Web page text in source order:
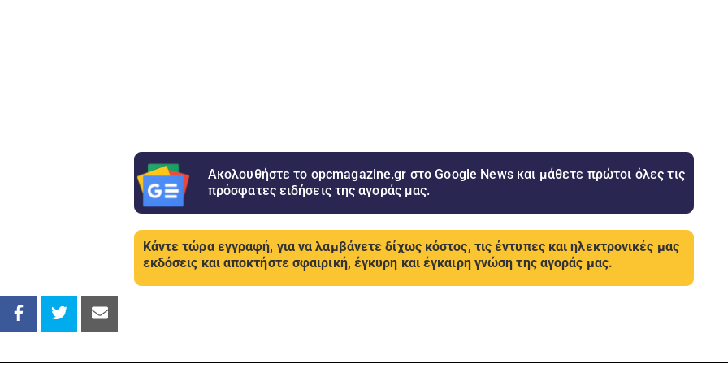
Ακολουθήστε το opcmagazine.gr στο Google News και μάθετε πρώτοι όλες τις
πρόσφατες ειδήσεις της αγοράς μας.
Κάντε τώρα εγγραφή, για να λαμβάνετε δίχως κόστος, τις έντυπες και ηλεκτρονικές μας
εκδόσεις και αποκτήστε σφαιρική, έγκυρη και έγκαιρη γνώση της αγοράς μας.